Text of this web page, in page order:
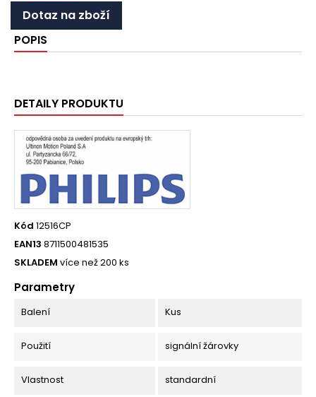
Dotaz na zboží
POPIS
DETAILY PRODUKTU
Kód 12516CP
EAN13 8711500481535
SKLADEM více než 200 ks
Parametry
Balení Kus
Použití signální žárovky
Vlastnost standardní